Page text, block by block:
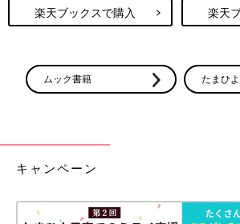
楽天ブックスで購入 楽天
ムック書籍 たまひ
キャンペーン